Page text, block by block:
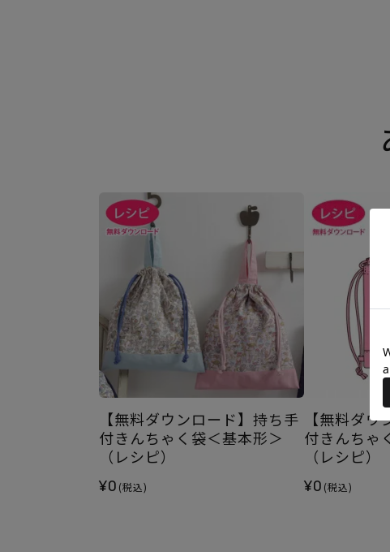
【無料ダウンロード】持ち手
付きんちゃく袋＜基本形＞
（レシピ）
¥0 (税込)
【無料ダ
付きんちゃ
（レシピ）
¥0 (税込)